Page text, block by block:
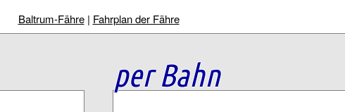
Baltrum-Fähre| Fahrplan der Fähre
per Bahn